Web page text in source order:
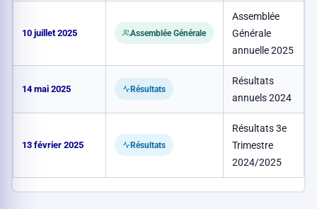
10 juillet 2025 Assemblée Générale
Assemblée
Générale
annuelle 2025
14 mai 2025 Résultats
Résultats
annuels 2024
13 février 2025 Résultats
Résultats 3e
Trimestre
2024/2025